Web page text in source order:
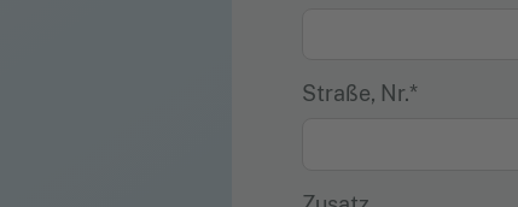
Straße, Nr.*